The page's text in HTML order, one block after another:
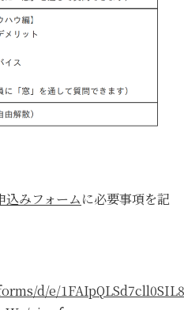
込みフォームに必要事項を記
d/e/